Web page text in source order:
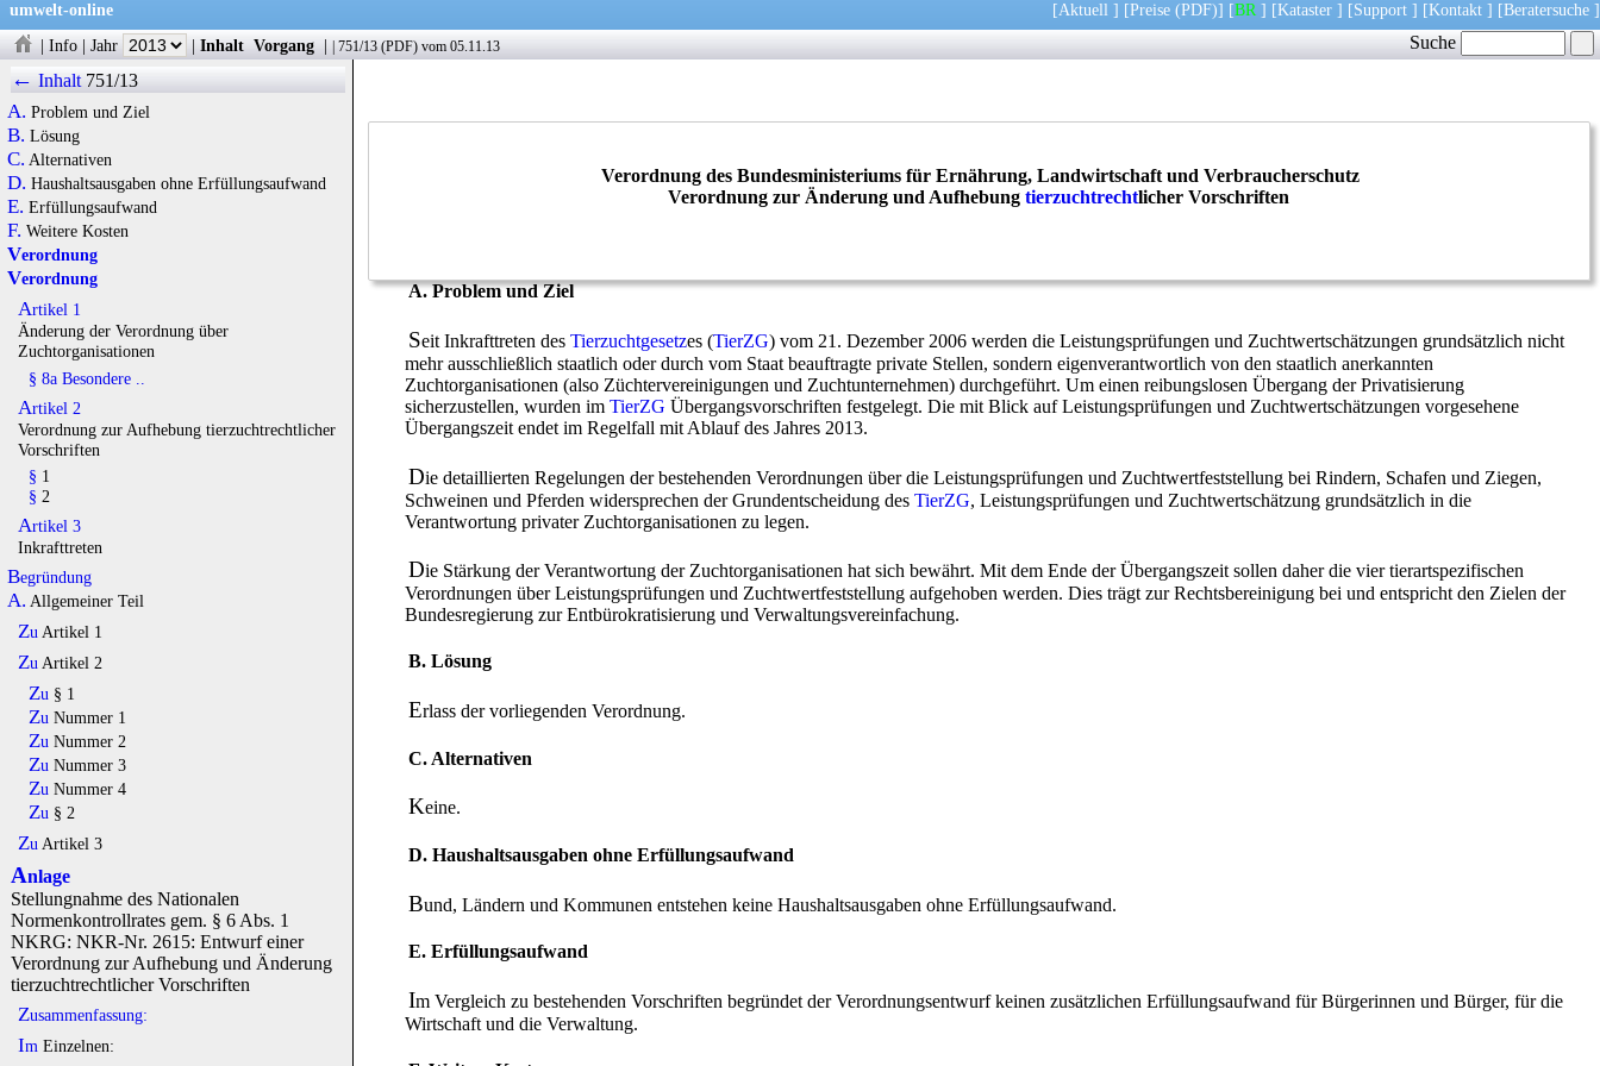
umwelt-online [Aktuell ] [Preise (PDF)] [BR ] [Kataster ] [Support ] [Kontakt ] [Beratersuche ]
| Info | Jahr | Inhalt Vorgang | 751/13 (PDF) vom 05.11.13
Verordnung des Bundesministeriums für Ernährung, Landwirtschaft und Verbraucherschutz
Verordnung zur Änderung und Aufhebungtierzuchtrechtlicher Vorschriften
A. Problem und Ziel
Seit Inkrafttreten desTierzuchtgesetzes (TierZG) vom 21. Dezember 2006 werden die Leistungsprüfungen und Zuchtwertschätzungen grundsätzlich nicht
mehr ausschließlich staatlich oder durch vom Staat beauftragte private Stellen, sondern eigenverantwortlich von den staatlich anerkannten
Zuchtorganisationen (also Züchtervereinigungen und Zuchtunternehmen) durchgeführt. Um einen reibungslosen Übergang der Privatisierung
sicherzustellen, wurden imTierZG Übergangsvorschriften festgelegt. Die mit Blick auf Leistungsprüfungen und Zuchtwertschätzungen vorgesehene
Übergangszeit endet im Regelfall mit Ablauf des Jahres 2013.
Die detaillierten Regelungen der bestehenden Verordnungen über die Leistungsprüfungen und Zuchtwertfeststellung bei Rindern, Schafen und Ziegen,
Schweinen und Pferden widersprechen der Grundentscheidung desTierZG, Leistungsprüfungen und Zuchtwertschätzung grundsätzlich in die
Verantwortung privater Zuchtorganisationen zu legen.
Die Stärkung der Verantwortung der Zuchtorganisationen hat sich bewährt. Mit dem Ende der Übergangszeit sollen daher die vier tierartspezifischen
Verordnungen über Leistungsprüfungen und Zuchtwertfeststellung aufgehoben werden. Dies trägt zur Rechtsbereinigung bei und entspricht den Zielen der
Bundesregierung zur Entbürokratisierung und Verwaltungsvereinfachung.
B. Lösung
Erlass der vorliegenden Verordnung.
C. Alternativen
Keine.
D. Haushaltsausgaben ohne Erfüllungsaufwand
Bund, Ländern und Kommunen entstehen keine Haushaltsausgaben ohne Erfüllungsaufwand.
E. Erfüllungsaufwand
Im Vergleich zu bestehenden Vorschriften begründet der Verordnungsentwurf keinen zusätzlichen Erfüllungsaufwand für Bürgerinnen und Bürger, für die
Wirtschaft und die Verwaltung.
← Inhalt 751/13
A. Problem und Ziel
B. Lösung
C. Alternativen
D. Haushaltsausgaben ohne Erfüllungsaufwand
E. Erfüllungsaufwand
F. Weitere Kosten
Verordnung
Verordnung
Artikel 1
Änderung der Verordnung über
Zuchtorganisationen
§ 8a Besondere ..
Artikel 2
Verordnung zur Aufhebung tierzuchtrechtlicher
Vorschriften
§ 1
§ 2
Artikel 3
Inkrafttreten
Begründung
A. Allgemeiner Teil
Zu Artikel 1
Zu Artikel 2
Zu § 1
Zu Nummer 1
Zu Nummer 2
Zu Nummer 3
Zu Nummer 4
Zu § 2
Zu Artikel 3
Anlage
Stellungnahme des Nationalen
Normenkontrollrates gem. § 6 Abs. 1
NKRG: NKR-Nr. 2615: Entwurf einer
Verordnung zur Aufhebung und Änderung
tierzuchtrechtlicher Vorschriften
Zusammenfassung:
Im Einzelnen:
Suche